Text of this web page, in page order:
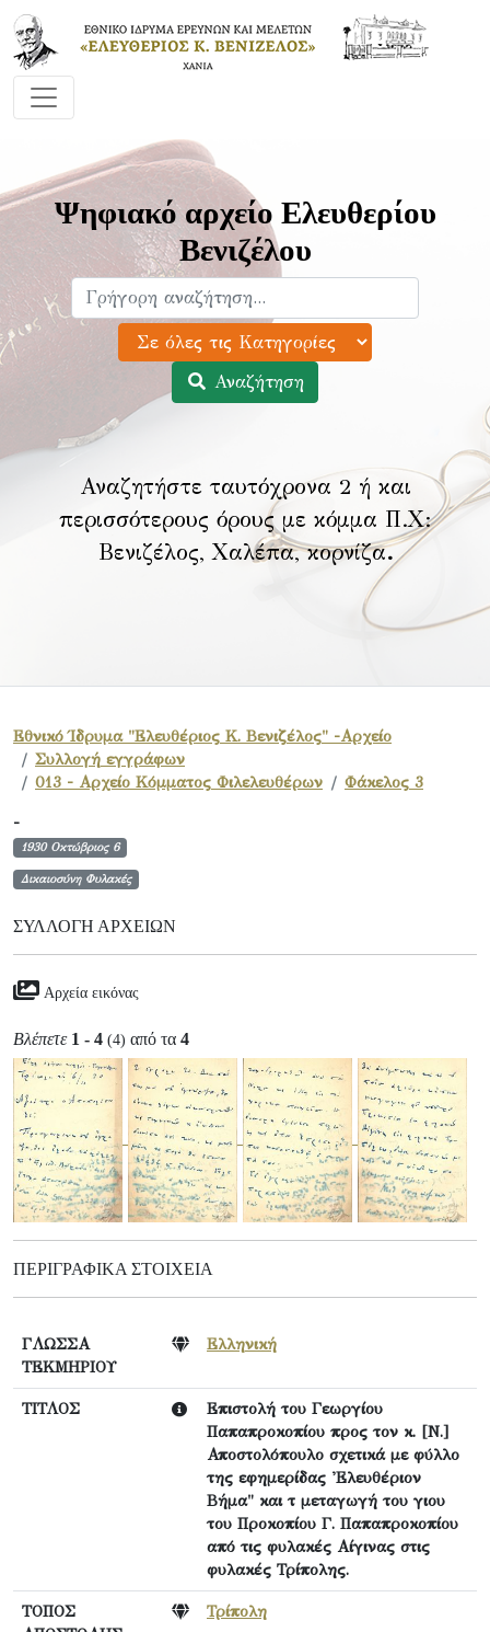
Ψηφιακό αρχείο Ελευθερίου
Βενιζέλου
Αναζήτηση
Αναζητήστε ταυτόχρονα 2 ή και
περισσότερους όρους με κόμμα Π.Χ:
Βενιζέλος, Χαλέπα, κορνίζα.
Εθνικό Ίδρυμα "Ελευθέριος Κ. Βενιζέλος" -Αρχείο
Συλλογή εγγράφων
013 - Αρχείο Κόμματος Φιλελευθέρων
Φάκελος 3
-
1930 Οκτώβριος 6
Δικαιοσύνη Φυλακές
ΣΥΛΛΟΓΉ ΑΡΧΕΊΩΝ
Αρχεία εικόνας
Βλέπετε 1 - 4 (4) από τα 4
ΠΕΡΙΓΡΑΦΙΚΆ ΣΤΟΙΧΕΊΑ
ΓΛΩΣΣΑ
ΤΕΚΜΗΡΙΟΥ
Ελληνική
ΤΙΤΛΟΣ
Επιστολή του Γεωργίου
Παπαπροκοπίου προς τον κ. [Ν.]
Αποστολόπουλο σχετικά με φύλλο
της εφημερίδας 'Ελευθέριον
Βήμα" και τ μεταγωγή του γιου
του Προκοπίου Γ. Παπαπροκοπίου
από τις φυλακές Αίγινας στις
φυλακές Τρίπολης.
ΤΟΠΟΣ
Τρίπολη